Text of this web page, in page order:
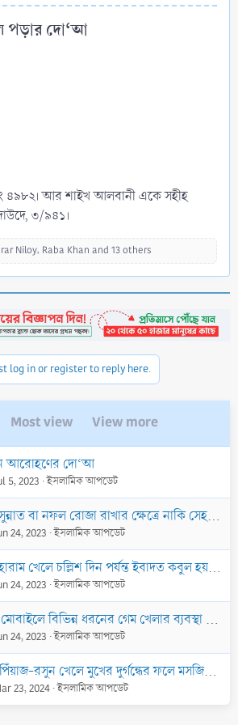
পড়ার দো‘আ​
আর শাইখ আলবানী একে সহীহ
৩/৯৪১।
Niloy, Raba Khan and 13 others
log in or register to reply here.
Most view View more
আরোহণের দো‘আ
5, 2023 ইসলামিক আপডেট
রোজা রাখার ক্ষেত্রে নাকি সেহরী না খেলে রোজা রাখলে রোজা হবেনা।আর কাজা রোজার ক্ষেত্রে সেহরী না খেয়েও রোজার নিয়ত করলে রোজা রাখা যা
24, 2023 ইসলামিক আপডেট
খেলে চল্লিশ দিন পর্যন্ত ইবাদত কবুল হয় না?
24, 2023 ইসলামিক আপডেট
ধরনের গেম খেলার ব্যবস্থা আছে। যা খেলে সব বয়সের মানুষ প্রচুর সময়ের অপচয় করে। এগুলো খেলা জায়েয হবে কি?
24, 2023 ইসলামিক আপডেট
মুখের দুর্গন্ধের ফলে মসজিদে বা জামাআতে আসা নিষেধ। কিন্তু যাঁদের মুখে প্রাকৃতিকভাবেই দুর্গন্ধ থাকে, তাঁদের জন্যও কি নিষেধ?
23, 2024 ইসলামিক আপডেট